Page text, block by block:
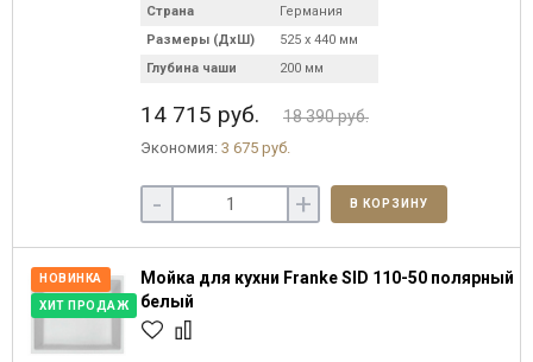
Страна
Германия
Размеры (ДхШ)
525 х 440 мм
Глубина чаши
200 мм
14 715 руб. 18 390 руб.
Экономия: 3 675 руб.
- + В КОРЗИНУ
НОВИНКА
ХИТ ПРОДАЖ
Мойка для кухни Franke SID 110-50 полярный
белый